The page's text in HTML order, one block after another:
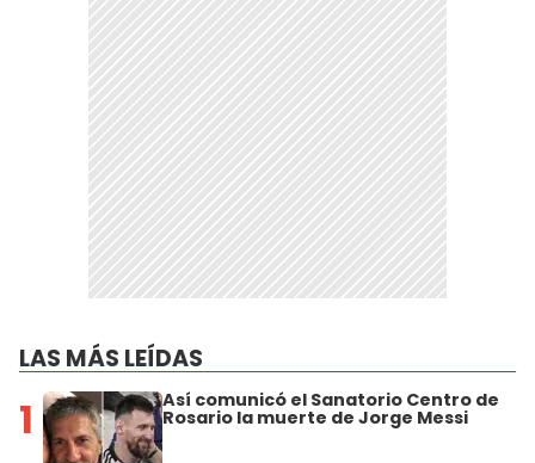
LAS MÁS LEÍDAS
1 Así comunicó el Sanatorio Centro de
Rosario la muerte de Jorge Messi